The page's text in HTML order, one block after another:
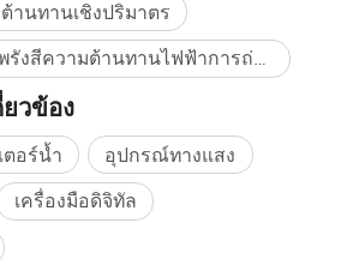
รงดันไฟฟ้า : ( ที่ V>10mV)± 10mV) 5
1 10%, ± 1 หลัก
ามารถในการวัดแสงที่ปรากฏอย่างชัดเจน :
: 0~5000 mA
แสไฟฟ้า : 0.01 mA
ะแสไฟฟ้า : ( ที่ IP>10mA)± 10mA) ± 5 1
ร์เซ็นต์ , ± หลัก
50MΩ Ω
านทานเชิงปริมาตร
อุปกรณ์การถ่ายภาพรังสีความต้านทานไฟฟ้าการถ่ายภาพรังสีทางไฟฟ้าอุปกรณ์ธรณีฟิสิกส์ธรณีฟิสิกส์เครื่องมือทางธรณีวิทยาอุปกรณ์ทางธรณีวิทยาอุปกรณ์ทางธรณีวิทยาอุปกรณ์ทางธรณีวิทยา การสร้างภาพความต้านทานไฟฟ้า ซื้อจำนวนมาก
วข้อง
ตอร์น้ำ
อุปกรณ์ทางแสง
เครื่องมือดิจิทัล